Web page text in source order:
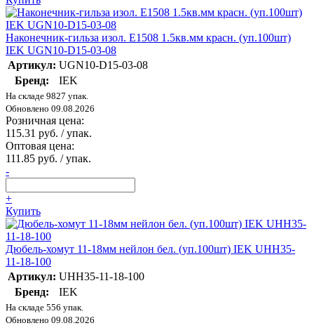
Наконечник-гильза изол. Е1508 1.5кв.мм красн. (уп.100шт)
IEK UGN10-D15-03-08
Артикул: UGN10-D15-03-08
Бренд:
IEK
На складе 9827 упак.
Обновлено 09.08.2026
Розничная цена:
115.31 руб. / упак.
Оптовая цена:
111.85 руб. / упак.
-
+
Купить
Дюбель-хомут 11-18мм нейлон бел. (уп.100шт) IEK UHH35-
11-18-100
Артикул: UHH35-11-18-100
Бренд:
IEK
На складе 556 упак.
Обновлено 09.08.2026